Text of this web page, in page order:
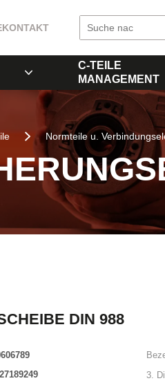
KONTAKT
C-TEILE
MANAGEMENT
Normteile u.
DIN 988
3.